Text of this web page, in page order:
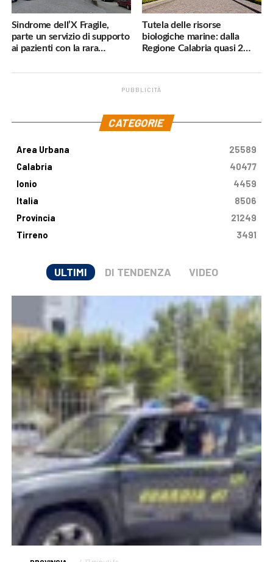
Sindrome dell’X Fragile,
parte un servizio di supporto
ai pazienti con la rara
Tutela delle risorse
biologiche marine: dalla
Regione Calabria quasi 2
PUBBLICITÀ
CATEGORIE
Area Urbana
25589
Calabria
40477
Ionio
4459
Italia
8506
Provincia
21249
Tirreno
3491
ULTIMI DI TENDENZA VIDEO